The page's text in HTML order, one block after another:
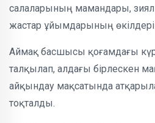
салаларының мамандары,
жастар ұйымдарының
Аймақ басшысы қоғамдағы
талқылап, алдағы бірлескен
айқындау мақсатында
тоқталды.